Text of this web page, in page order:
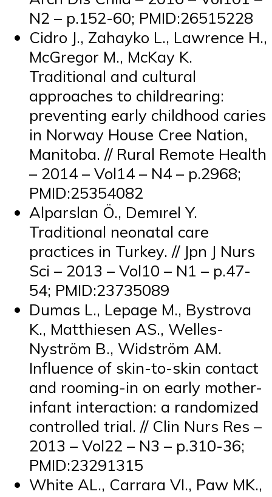
N2 – p.152-60; PMID:26515228
Cidro J., Zahayko L., Lawrence H.,
McGregor M., McKay K.
Traditional and cultural
approaches to childrearing:
preventing early childhood caries
in Norway House Cree Nation,
Manitoba. // Rural Remote Health
– 2014 – Vol14 – N4 – p.2968;
PMID:25354082
Alparslan Ö., Demırel Y.
Traditional neonatal care
practices in Turkey. // Jpn J Nurs
Sci – 2013 – Vol10 – N1 – p.47-
54; PMID:23735089
Dumas L., Lepage M., Bystrova
K., Matthiesen AS., Welles-
Nyström B., Widström AM.
Influence of skin-to-skin contact
and rooming-in on early mother-
infant interaction: a randomized
controlled trial. // Clin Nurs Res –
2013 – Vol22 – N3 – p.310-36;
PMID:23291315
White AL., Carrara VI., Paw MK.,